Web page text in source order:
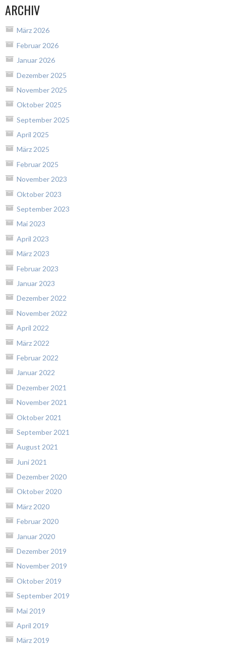
ARCHIV
März 2026
Februar 2026
Januar 2026
Dezember 2025
November 2025
Oktober 2025
September 2025
April 2025
März 2025
Februar 2025
November 2023
Oktober 2023
September 2023
Mai 2023
April 2023
März 2023
Februar 2023
Januar 2023
Dezember 2022
November 2022
April 2022
März 2022
Februar 2022
Januar 2022
Dezember 2021
November 2021
Oktober 2021
September 2021
August 2021
Juni 2021
Dezember 2020
Oktober 2020
März 2020
Februar 2020
Januar 2020
Dezember 2019
November 2019
Oktober 2019
September 2019
Mai 2019
April 2019
März 2019